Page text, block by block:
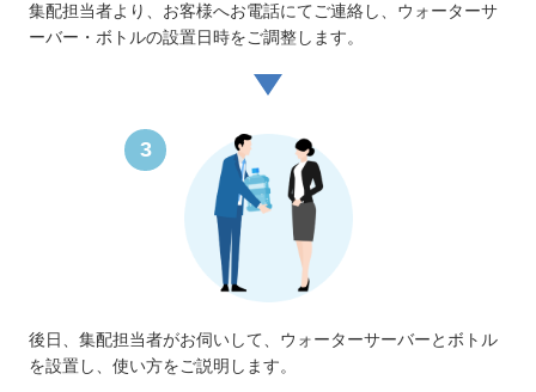
集配担当者より、お客様へお電話にてご連絡し、ウォーターサ
ーバー・ボトルの設置日時をご調整します。
3
後日、集配担当者がお伺いして、ウォーターサーバーとボトル
を設置し、使い方をご説明します。